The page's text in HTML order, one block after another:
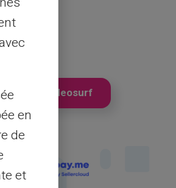
Neosurf
en
de
et